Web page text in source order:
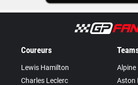
Coureurs
Lewis Hamilton
Charles Leclerc
Alpine
Aston